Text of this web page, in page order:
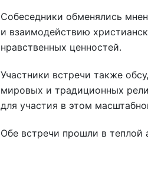
Собеседники обменялись
и взаимодействию
нравственных ценностей.
Участники встречи также
мировых и традиционных
для участия в этом
Обе встречи прошли в теплой